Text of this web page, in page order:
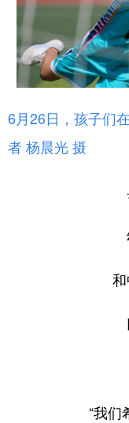
6月26日，孩子们
者 杨晨光 摄
“我们